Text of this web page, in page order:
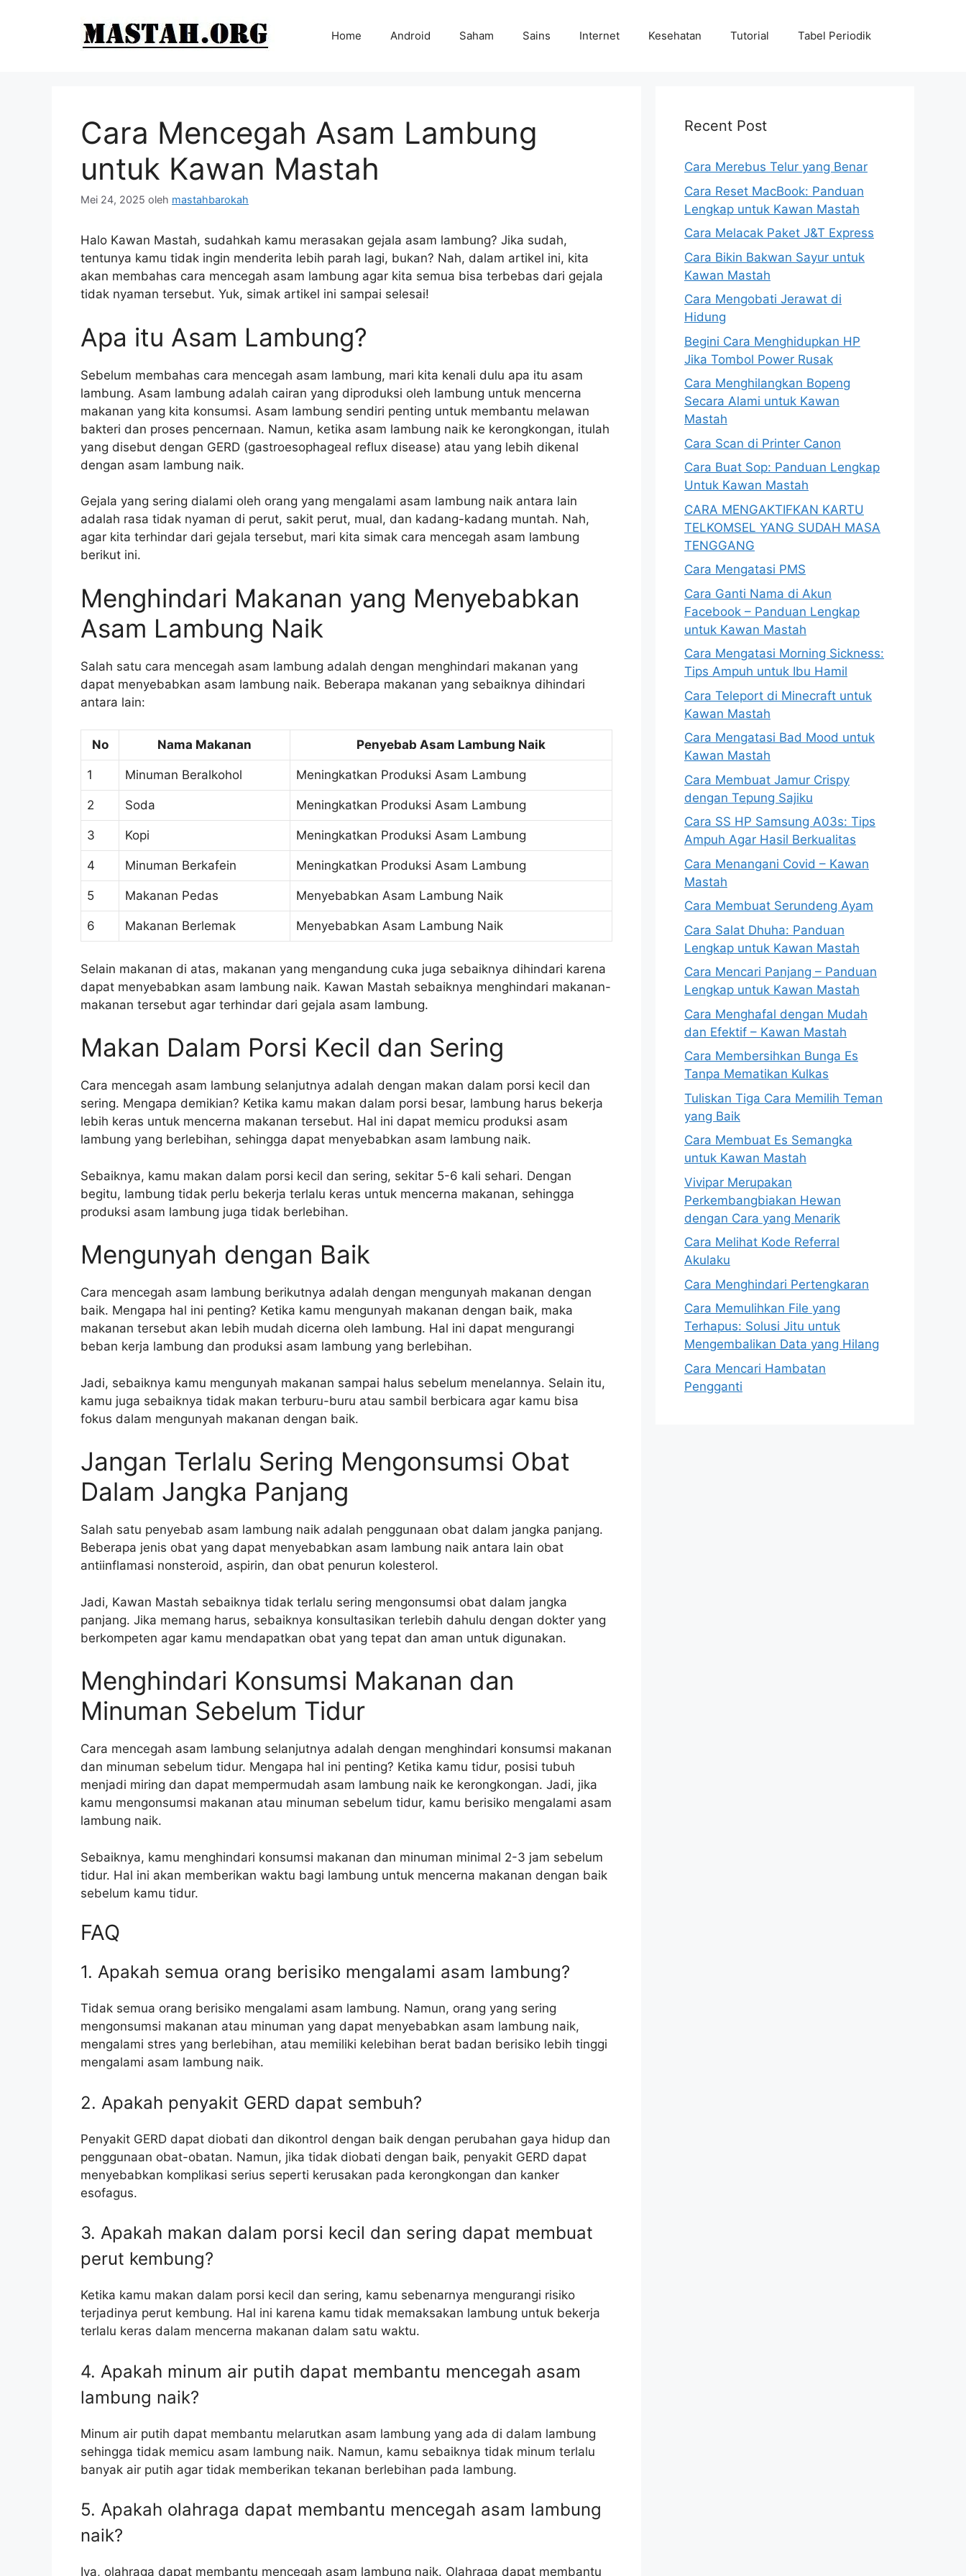
Home Android Saham Sains Internet Kesehatan Tutorial Tabel Periodik
Cara Mencegah Asam Lambung
untuk Kawan Mastah
Mei 24, 2025 oleh mastahbarokah
Halo Kawan Mastah, sudahkah kamu merasakan gejala asam lambung? Jika sudah,
tentunya kamu tidak ingin menderita lebih parah lagi, bukan? Nah, dalam artikel ini, kita
akan membahas cara mencegah asam lambung agar kita semua bisa terbebas dari gejala
tidak nyaman tersebut. Yuk, simak artikel ini sampai selesai!
Apa itu Asam Lambung?
Sebelum membahas cara mencegah asam lambung, mari kita kenali dulu apa itu asam
lambung. Asam lambung adalah cairan yang diproduksi oleh lambung untuk mencerna
makanan yang kita konsumsi. Asam lambung sendiri penting untuk membantu melawan
bakteri dan proses pencernaan. Namun, ketika asam lambung naik ke kerongkongan, itulah
yang disebut dengan GERD (gastroesophageal reflux disease) atau yang lebih dikenal
dengan asam lambung naik.
Gejala yang sering dialami oleh orang yang mengalami asam lambung naik antara lain
adalah rasa tidak nyaman di perut, sakit perut, mual, dan kadang-kadang muntah. Nah,
agar kita terhindar dari gejala tersebut, mari kita simak cara mencegah asam lambung
berikut ini.
Menghindari Makanan yang Menyebabkan
Asam Lambung Naik
Salah satu cara mencegah asam lambung adalah dengan menghindari makanan yang
dapat menyebabkan asam lambung naik. Beberapa makanan yang sebaiknya dihindari
antara lain:
No Nama Makanan Penyebab Asam Lambung Naik
1 Minuman Beralkohol Meningkatkan Produksi Asam Lambung
2 Soda Meningkatkan Produksi Asam Lambung
3 Kopi Meningkatkan Produksi Asam Lambung
4 Minuman Berkafein Meningkatkan Produksi Asam Lambung
5 Makanan Pedas Menyebabkan Asam Lambung Naik
6 Makanan Berlemak Menyebabkan Asam Lambung Naik
Selain makanan di atas, makanan yang mengandung cuka juga sebaiknya dihindari karena
dapat menyebabkan asam lambung naik. Kawan Mastah sebaiknya menghindari makanan-
makanan tersebut agar terhindar dari gejala asam lambung.
Makan Dalam Porsi Kecil dan Sering
Cara mencegah asam lambung selanjutnya adalah dengan makan dalam porsi kecil dan
sering. Mengapa demikian? Ketika kamu makan dalam porsi besar, lambung harus bekerja
lebih keras untuk mencerna makanan tersebut. Hal ini dapat memicu produksi asam
lambung yang berlebihan, sehingga dapat menyebabkan asam lambung naik.
Sebaiknya, kamu makan dalam porsi kecil dan sering, sekitar 5-6 kali sehari. Dengan
begitu, lambung tidak perlu bekerja terlalu keras untuk mencerna makanan, sehingga
produksi asam lambung juga tidak berlebihan.
Mengunyah dengan Baik
Cara mencegah asam lambung berikutnya adalah dengan mengunyah makanan dengan
baik. Mengapa hal ini penting? Ketika kamu mengunyah makanan dengan baik, maka
makanan tersebut akan lebih mudah dicerna oleh lambung. Hal ini dapat mengurangi
beban kerja lambung dan produksi asam lambung yang berlebihan.
Jadi, sebaiknya kamu mengunyah makanan sampai halus sebelum menelannya. Selain itu,
kamu juga sebaiknya tidak makan terburu-buru atau sambil berbicara agar kamu bisa
fokus dalam mengunyah makanan dengan baik.
Jangan Terlalu Sering Mengonsumsi Obat
Dalam Jangka Panjang
Salah satu penyebab asam lambung naik adalah penggunaan obat dalam jangka panjang.
Beberapa jenis obat yang dapat menyebabkan asam lambung naik antara lain obat
antiinflamasi nonsteroid, aspirin, dan obat penurun kolesterol.
Jadi, Kawan Mastah sebaiknya tidak terlalu sering mengonsumsi obat dalam jangka
panjang. Jika memang harus, sebaiknya konsultasikan terlebih dahulu dengan dokter yang
berkompeten agar kamu mendapatkan obat yang tepat dan aman untuk digunakan.
Menghindari Konsumsi Makanan dan
Minuman Sebelum Tidur
Cara mencegah asam lambung selanjutnya adalah dengan menghindari konsumsi makanan
dan minuman sebelum tidur. Mengapa hal ini penting? Ketika kamu tidur, posisi tubuh
menjadi miring dan dapat mempermudah asam lambung naik ke kerongkongan. Jadi, jika
kamu mengonsumsi makanan atau minuman sebelum tidur, kamu berisiko mengalami asam
lambung naik.
Sebaiknya, kamu menghindari konsumsi makanan dan minuman minimal 2-3 jam sebelum
tidur. Hal ini akan memberikan waktu bagi lambung untuk mencerna makanan dengan baik
sebelum kamu tidur.
FAQ
1. Apakah semua orang berisiko mengalami asam lambung?
Tidak semua orang berisiko mengalami asam lambung. Namun, orang yang sering
mengonsumsi makanan atau minuman yang dapat menyebabkan asam lambung naik,
mengalami stres yang berlebihan, atau memiliki kelebihan berat badan berisiko lebih tinggi
mengalami asam lambung naik.
2. Apakah penyakit GERD dapat sembuh?
Penyakit GERD dapat diobati dan dikontrol dengan baik dengan perubahan gaya hidup dan
penggunaan obat-obatan. Namun, jika tidak diobati dengan baik, penyakit GERD dapat
menyebabkan komplikasi serius seperti kerusakan pada kerongkongan dan kanker
esofagus.
3. Apakah makan dalam porsi kecil dan sering dapat membuat
perut kembung?
Ketika kamu makan dalam porsi kecil dan sering, kamu sebenarnya mengurangi risiko
terjadinya perut kembung. Hal ini karena kamu tidak memaksakan lambung untuk bekerja
terlalu keras dalam mencerna makanan dalam satu waktu.
4. Apakah minum air putih dapat membantu mencegah asam
lambung naik?
Minum air putih dapat membantu melarutkan asam lambung yang ada di dalam lambung
sehingga tidak memicu asam lambung naik. Namun, kamu sebaiknya tidak minum terlalu
banyak air putih agar tidak memberikan tekanan berlebihan pada lambung.
5. Apakah olahraga dapat membantu mencegah asam lambung
naik?
Iya, olahraga dapat membantu mencegah asam lambung naik. Olahraga dapat membantu
Recent Post
Cara Merebus Telur yang Benar
Cara Reset MacBook: Panduan
Lengkap untuk Kawan Mastah
Cara Melacak Paket J&T Express
Cara Bikin Bakwan Sayur untuk
Kawan Mastah
Cara Mengobati Jerawat di
Hidung
Begini Cara Menghidupkan HP
Jika Tombol Power Rusak
Cara Menghilangkan Bopeng
Secara Alami untuk Kawan
Mastah
Cara Scan di Printer Canon
Cara Buat Sop: Panduan Lengkap
Untuk Kawan Mastah
CARA MENGAKTIFKAN KARTU
TELKOMSEL YANG SUDAH MASA
TENGGANG
Cara Mengatasi PMS
Cara Ganti Nama di Akun
Facebook – Panduan Lengkap
untuk Kawan Mastah
Cara Mengatasi Morning Sickness:
Tips Ampuh untuk Ibu Hamil
Cara Teleport di Minecraft untuk
Kawan Mastah
Cara Mengatasi Bad Mood untuk
Kawan Mastah
Cara Membuat Jamur Crispy
dengan Tepung Sajiku
Cara SS HP Samsung A03s: Tips
Ampuh Agar Hasil Berkualitas
Cara Menangani Covid – Kawan
Mastah
Cara Membuat Serundeng Ayam
Cara Salat Dhuha: Panduan
Lengkap untuk Kawan Mastah
Cara Mencari Panjang – Panduan
Lengkap untuk Kawan Mastah
Cara Menghafal dengan Mudah
dan Efektif – Kawan Mastah
Cara Membersihkan Bunga Es
Tanpa Mematikan Kulkas
Tuliskan Tiga Cara Memilih Teman
yang Baik
Cara Membuat Es Semangka
untuk Kawan Mastah
Vivipar Merupakan
Perkembangbiakan Hewan
dengan Cara yang Menarik
Cara Melihat Kode Referral
Akulaku
Cara Menghindari Pertengkaran
Cara Memulihkan File yang
Terhapus: Solusi Jitu untuk
Mengembalikan Data yang Hilang
Cara Mencari Hambatan
Pengganti